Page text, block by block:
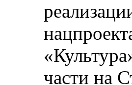
части на